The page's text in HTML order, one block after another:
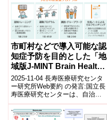
市町村などで導入可能な認
知症予防を目的とした「地
域版J-MINT Brain Health
プログラム」を新たに開発
2025-11-04 長寿医療研究センタ
ー研究所Web要約 の発言:国立長
寿医療研究センターは、自治体
が導入可能な新たな**「地域版J-
MINT Brain H...